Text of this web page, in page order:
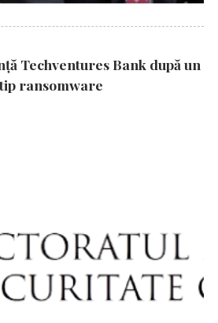
Techventures Bank după un
ransomware